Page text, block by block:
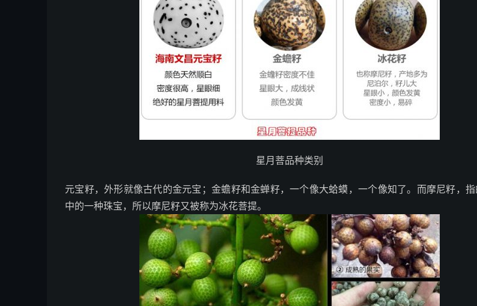
星月菩品种类别
元宝籽，外形就像古代的金元宝；金蟾籽和金蝉籽，一个像大蛤蟆，一个像知了。而摩尼籽，
中的一种珠宝，所以摩尼籽又被称为冰花菩提。